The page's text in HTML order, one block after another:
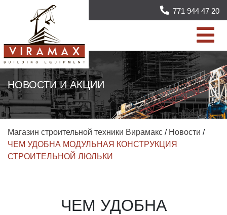
771 944 47 20
НОВОСТИ И АКЦИИ
Магазин строительной техники Вирамакс / Новости /
ЧЕМ УДОБНА МОДУЛЬНАЯ КОНСТРУКЦИЯ
СТРОИТЕЛЬНОЙ ЛЮЛЬКИ
ЧЕМ УДОБНА